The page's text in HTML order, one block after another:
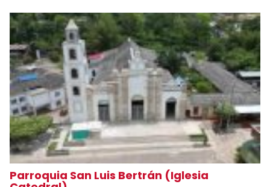
Parroquia San Luis Bertrán (Iglesia